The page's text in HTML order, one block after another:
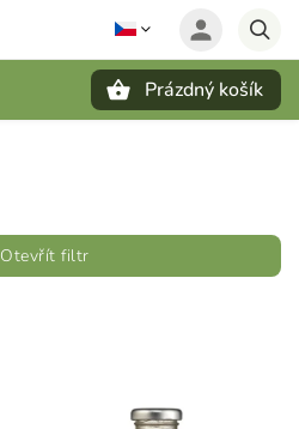
Prázdný košík
Otevřít filtr